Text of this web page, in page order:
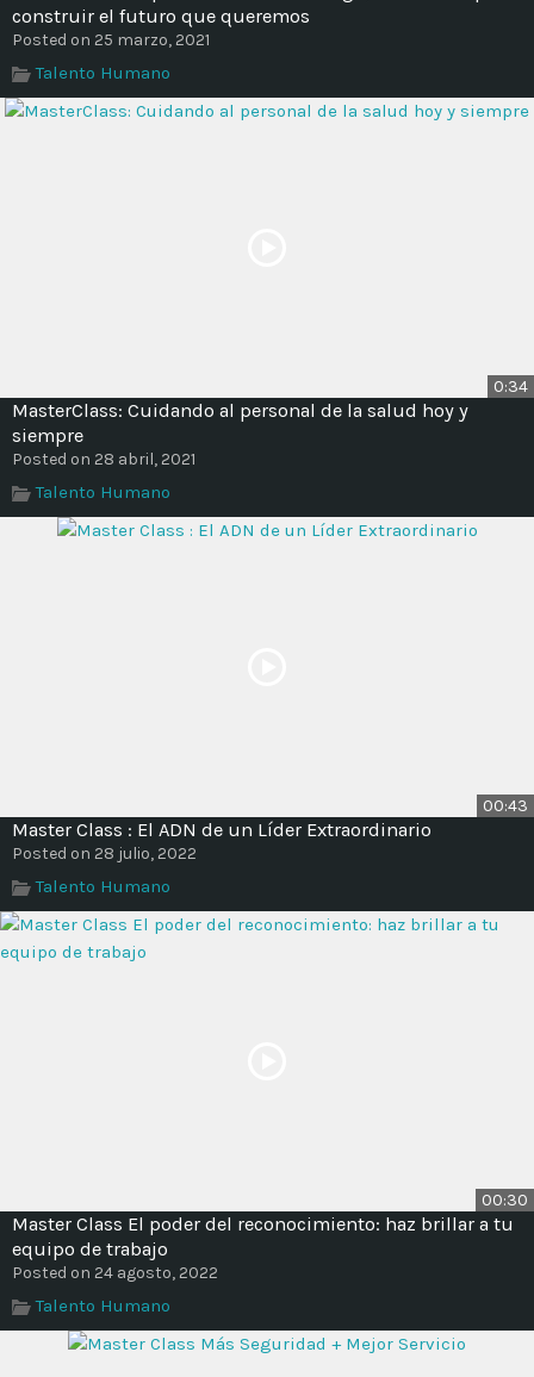
Time
construir el futuro que queremos
Posted on 25 marzo, 2021
Talento Humano
0:34
MasterClass: Cuidando al personal de la salud hoy y
siempre
Posted on 28 abril, 2021
Talento Humano
00:43
Master Class : El ADN de un Líder Extraordinario
Posted on 28 julio, 2022
Talento Humano
00:30
Master Class El poder del reconocimiento: haz brillar a tu
equipo de trabajo
Posted on 24 agosto, 2022
Talento Humano